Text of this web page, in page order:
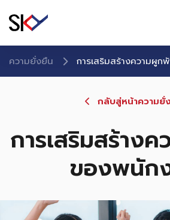
ความยั่งยืน การเสริมสร้างความผู
กลับสู่หน้าความยั่
การเสริมสร้าง
ของพนัก